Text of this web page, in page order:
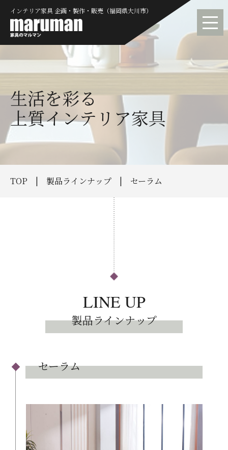
インテリア家具 企画・製作・販売（福岡県大川市）
生活を彩る
上質インテリア家具
TOP 製品ラインナップ セーラム
LINE UP
製品ラインナップ
セーラム